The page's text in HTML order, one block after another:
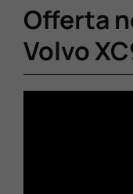
Offerta
Volvo